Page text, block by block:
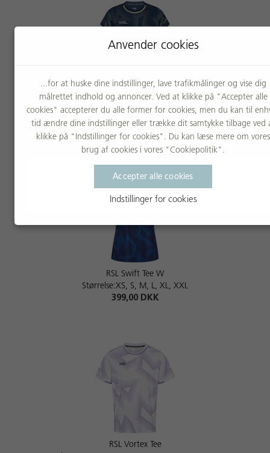
RSL Momentum Tee W
Størrelse:XS, S, M, L, XL, XXL
399,00 DKK
RSL Swift Tee W
Størrelse:XS, S, M, L, XL, XXL
399,00 DKK
RSL Vortex Tee
Anvender cookies
...for at huske dine indstillinger, lave trafikmålinger og vise dig
målrettet indhold og annoncer. Ved at klikke på "Accepter alle
cookies" accepterer du alle former for cookies, men du kan til
tid ændre dine indstillinger eller trække dit samtykke tilbage ved
klikke på "Indstillinger for cookies". Du kan læse mere om vores
brug af cookies i vores "Cookiepolitik".
Accepter alle cookies
Indstillinger for cookies